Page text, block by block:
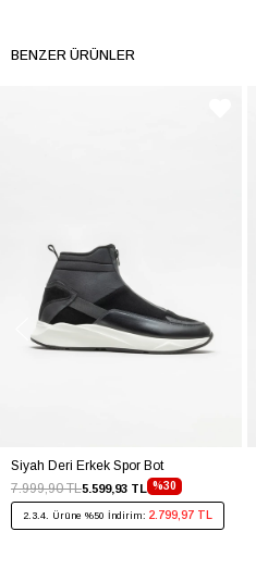
BENZER ÜRÜNLER
Siyah Deri Erkek Spor Bot
%30
5.599,93 TL
7.999,90 TL
2.3.4. Ürüne %50 İndirim: 2.799,97 TL